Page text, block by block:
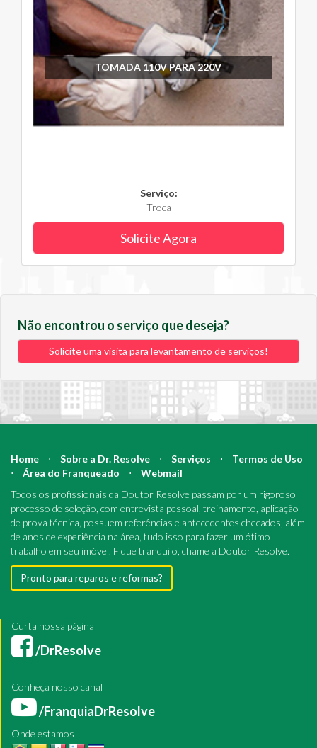
TOMADA 110V PARA 220V
Serviço:
Troca
Solicite Agora
Não encontrou o serviço que deseja?
Solicite uma visita para levantamento de serviços!
Home ⋅ Sobre a Dr. Resolve ⋅ Serviços ⋅
Termos de Uso
⋅
Área do Franqueado ⋅
Webmail
Todos os profissionais da Doutor Resolve passam por um rigoroso
processo de seleção, com entrevista pessoal, treinamento, aplicação
de prova técnica, possuem referências e antecedentes checados, além
de anos de experiência na área, tudo isso para fazer um ótimo
trabalho em seu imóvel. Fique tranquilo, chame a Doutor Resolve.
Pronto para reparos e reformas?
Curta nossa página
/DrResolve
Conheça nosso canal
/FranquiaDrResolve
Onde estamos